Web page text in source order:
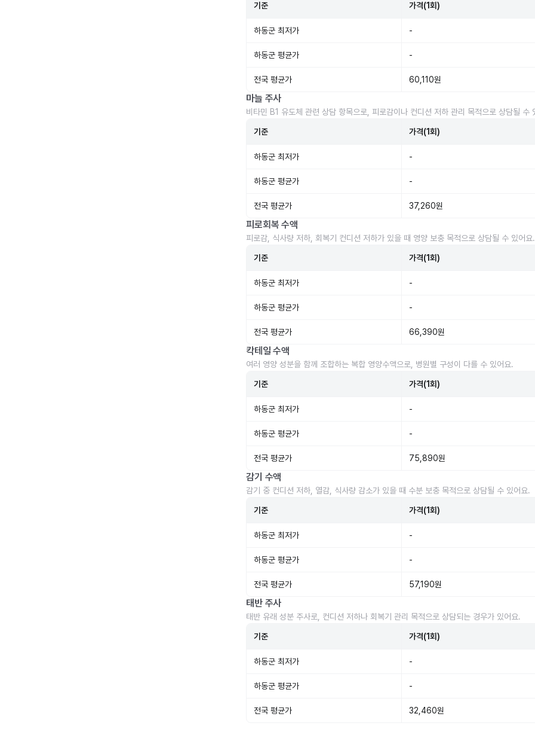
기준 가격(1회)
하동군 최저가 -
하동군 평균가 -
전국 평균가 60,110원
마늘 주사
비타민 B1 유도체 관련 상담 항목으로, 피로감이나 컨디션 저하 관리 목적으로 상담될 수
기준 가격(1회)
하동군 최저가 -
하동군 평균가 -
전국 평균가 37,260원
피로회복 수액
피로감, 식사량 저하, 회복기 컨디션 저하가 있을 때 영양 보충 목적으로 상담될 수 있어요.
기준 가격(1회)
하동군 최저가 -
하동군 평균가 -
전국 평균가 66,390원
칵테일 수액
여러 영양 성분을 함께 조합하는 복합 영양수액으로, 병원별 구성이 다를 수 있어요.
기준 가격(1회)
하동군 최저가 -
하동군 평균가 -
전국 평균가 75,890원
감기 수액
감기 중 컨디션 저하, 열감, 식사량 감소가 있을 때 수분 보충 목적으로 상담될 수 있어요.
기준 가격(1회)
하동군 최저가 -
하동군 평균가 -
전국 평균가 57,190원
태반 주사
태반 유래 성분 주사로, 컨디션 저하나 회복기 관리 목적으로 상담되는 경우가 있어요.
기준 가격(1회)
하동군 최저가 -
하동군 평균가 -
전국 평균가 32,460원